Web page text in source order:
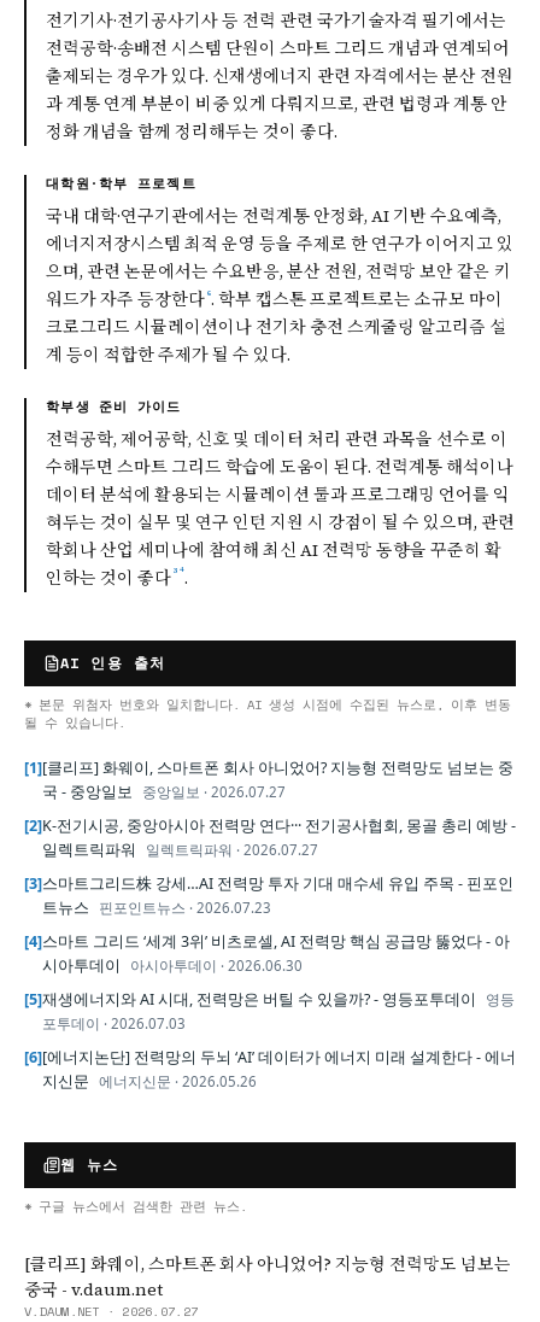
전기기사·전기공사기사 등 전력 관련 국가기술자격 필기에서는
전력공학·송배전 시스템 단원이 스마트 그리드 개념과 연계되어
출제되는 경우가 있다. 신재생에너지 관련 자격에서는 분산 전원
과 계통 연계 부분이 비중 있게 다뤄지므로, 관련 법령과 계통 안
정화 개념을 함께 정리해두는 것이 좋다.
대학원·학부 프로젝트
국내 대학·연구기관에서는 전력계통 안정화, AI 기반 수요예측,
에너지저장시스템 최적 운영 등을 주제로 한 연구가 이어지고 있
으며, 관련 논문에서는 수요반응, 분산 전원, 전력망 보안 같은 키
워드가 자주 등장한다⁶. 학부 캡스톤 프로젝트로는 소규모 마이
크로그리드 시뮬레이션이나 전기차 충전 스케줄링 알고리즘 설
계 등이 적합한 주제가 될 수 있다.
학부생 준비 가이드
전력공학, 제어공학, 신호 및 데이터 처리 관련 과목을 선수로 이
수해두면 스마트 그리드 학습에 도움이 된다. 전력계통 해석이나
데이터 분석에 활용되는 시뮬레이션 툴과 프로그래밍 언어를 익
혀두는 것이 실무 및 연구 인턴 지원 시 강점이 될 수 있으며, 관련
학회나 산업 세미나에 참여해 최신 AI 전력망 동향을 꾸준히 확
인하는 것이 좋다³⁴.
AI 인용 출처
* 본문 위첨자 번호와 일치합니다. AI 생성 시점에 수집된 뉴스로, 이후 변동
될 수 있습니다.
[1][클리프] 화웨이, 스마트폰 회사 아니었어? 지능형 전력망도 넘보는 중
국 - 중앙일보
중앙일보 · 2026.07.27
[2]K-전기시공, 중앙아시아 전력망 연다··· 전기공사협회, 몽골 총리 예방 -
일렉트릭파워
일렉트릭파워 · 2026.07.27
[3]스마트그리드株 강세…AI 전력망 투자 기대 매수세 유입 주목 - 핀포인
트뉴스
핀포인트뉴스 · 2026.07.23
[4]스마트 그리드 ‘세계 3위’ 비츠로셀, AI 전력망 핵심 공급망 뚫었다 - 아
시아투데이
아시아투데이 · 2026.06.30
[5]재생에너지와 AI 시대, 전력망은 버틸 수 있을까? - 영등포투데이
영등
포투데이 · 2026.07.03
[6][에너지논단] 전력망의 두뇌 ‘AI’ 데이터가 에너지 미래 설계한다 - 에너
지신문 에너지신문 · 2026.05.26
웹 뉴스
* 구글 뉴스에서 검색한 관련 뉴스.
[클리프] 화웨이, 스마트폰 회사 아니었어? 지능형 전력망도 넘보는
중국 - v.daum.net
V.DAUM.NET · 2026.07.27